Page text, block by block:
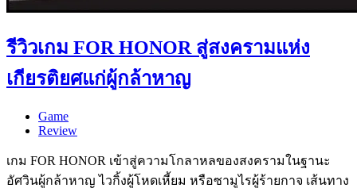
รีวิวเกม FOR HONOR สู่สงครามแห่ง
เกียรติยศแก่ผู้กล้าหาญ
Game
Review
เกม FOR HONOR เข้าสู่ความโกลาหลของสงครามในฐานะ
อัศวินผู้กล้าหาญ ไวกิ้งผู้โหดเหี้ยม หรือซามูไรผู้ร้ายกาจ เส้นทาง